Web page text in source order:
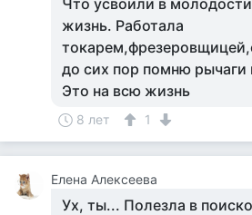
Что усвоили в
жизнь. Работала
до сих пор помню рычаги
Это на всю жизнь
8 лет 1
Елена Алексеева
Ух, ты... Полезла в